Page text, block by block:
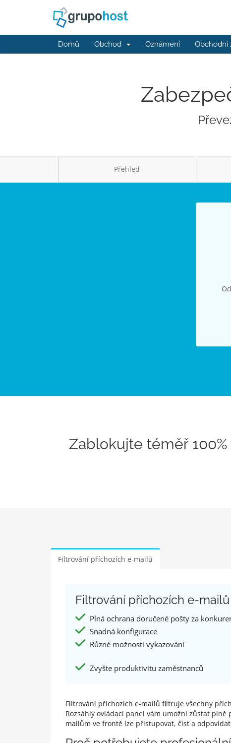
Domů Obchod Oznámení Obchodní
Přehled
Zablokujte téměř
Filtrování příchozích e-mailů
Filtrování příchozích e-
Plná ochrana doručené pošty za
Snadná konfigurace
Různé možnosti vykazování
Zvyšte produktivitu zaměstnanců
Filtrování příchozích e-mailů filtruje všechny
Rozsáhlý ovládací panel vám umožní zůstat
mailům ve frontě lze přistupovat, číst a